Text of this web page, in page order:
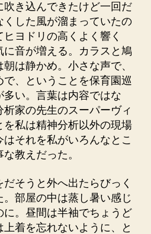
き込んできたけど一回だ
くした風が溜まっていたの
ヨドリの高くよく響く
に音が増える。カラスと鳩
は静かめ。小さな声で、
、ということを保育園巡
多い。言葉は内容ではな
家の先生のスーパーヴィ
を私は精神分析以外の現場
それを私がいろんなとこ
教えだった。
そうと外へ出たらびっく
。部屋の中は蒸し暑い感じ
に。昼間は半袖でちょうど
着を忘れないように、と